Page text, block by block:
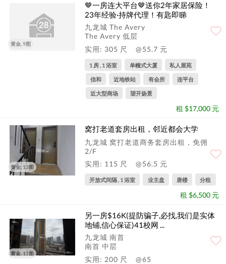
黄金, 9图
🤎一房连大平台🤎送你2年家居保险！
23年经验·持牌代理！有匙即睇
九龙城 The Avery
The Avery 低层
实用: 305 尺
@55.7 元
1 房 , 1 浴室 单幢式大厦 私人屋苑
信和 近地铁站 有会所 连平台
近大型商场 望开扬景
租 $17,000 元
黄金, 13图
窝打老道套房出租，邻近都会大学
九龙城 窝打老道商务套房出租，免佣
2/F
实用: 115 尺
@56.5 元
开放式间隔 , 1 浴室 业主盘 唐楼 分租
租 $6,500 元
黄金, 12图
另一房$16K(提防骗子,必找,我们是实体
地铺,信心保证)41校网 ...
九龙城 南首
南首 中层
实用: 200 尺
@65